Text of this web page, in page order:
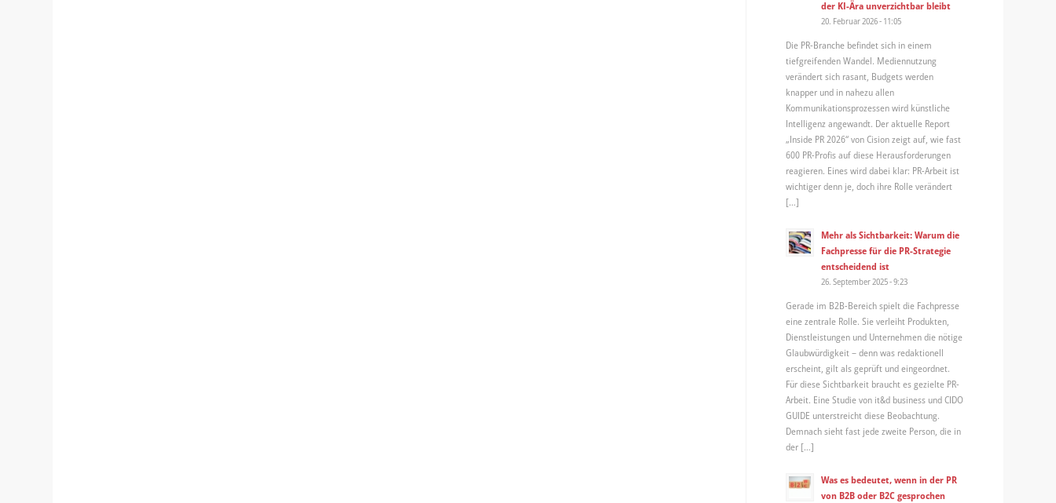
der KI-Ära unverzichtbar bleibt
20. Februar 2026 - 11:05
Die PR-Branche befindet sich in einem
tiefgreifenden Wandel. Mediennutzung
verändert sich rasant, Budgets werden
knapper und in nahezu allen
Kommunikationsprozessen wird künstliche
Intelligenz angewandt. Der aktuelle Report
„Inside PR 2026“ von Cision zeigt auf, wie fast
600 PR-Profis auf diese Herausforderungen
reagieren. Eines wird dabei klar: PR-Arbeit ist
wichtiger denn je, doch ihre Rolle verändert
[…]
Mehr als Sichtbarkeit: Warum die
Fachpresse für die PR-Strategie
entscheidend ist
26. September 2025 - 9:23
Gerade im B2B-Bereich spielt die Fachpresse
eine zentrale Rolle. Sie verleiht Produkten,
Dienstleistungen und Unternehmen die nötige
Glaubwürdigkeit – denn was redaktionell
erscheint, gilt als geprüft und eingeordnet.
Für diese Sichtbarkeit braucht es gezielte PR-
Arbeit. Eine Studie von it&d business und CIDO
GUIDE unterstreicht diese Beobachtung.
Demnach sieht fast jede zweite Person, die in
der […]
Was es bedeutet, wenn in der PR
von B2B oder B2C gesprochen